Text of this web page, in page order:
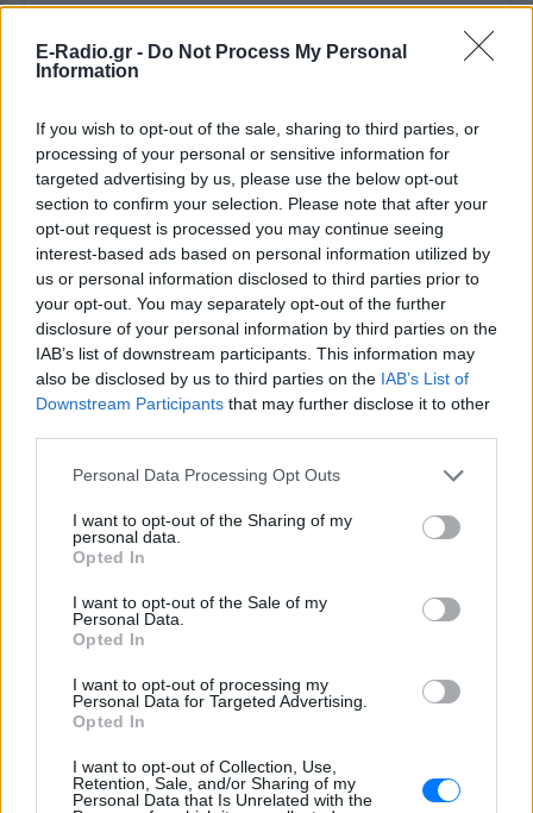
E-Radio.gr - Do Not Process My Personal
Information
If you wish to opt-out of the sale, sharing to third parties, or
processing of your personal or sensitive information for
targeted advertising by us, please use the below opt-out
section to confirm your selection. Please note that after your
opt-out request is processed you may continue seeing
interest-based ads based on personal information utilized by
us or personal information disclosed to third parties prior to
your opt-out. You may separately opt-out of the further
disclosure of your personal information by third parties on the
IAB’s list of downstream participants. This information may
also be disclosed by us to third parties on the IAB’s List of
Downstream Participants that may further disclose it to other
Personal Data Processing Opt Outs
I want to opt-out of the Sharing of my
personal data.
Opted In
I want to opt-out of the Sale of my
Personal Data.
Opted In
I want to opt-out of processing my
Personal Data for Targeted Advertising.
Opted In
I want to opt-out of Collection, Use,
Retention, Sale, and/or Sharing of my
Personal Data that Is Unrelated with the
Δείτε αυτή τη δημοσίευση στο Instagram.
like this 🌹 #creatingmemories #summer #nights #happy
#break #greece
Η δημοσίευση κοινοποιήθηκε από το χρήστη Ifigenia Tzola
ΔΙΑΦΗΜΙΣΗ